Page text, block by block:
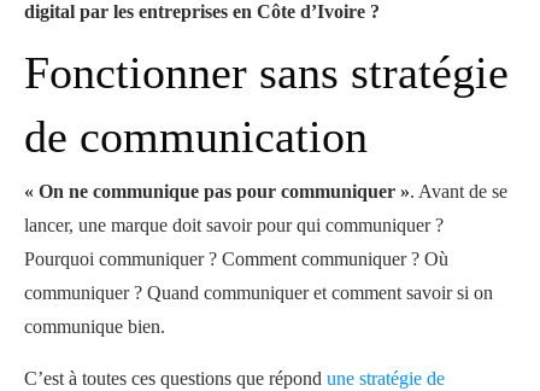
digital par les entreprises en Côte d’Ivoire ?
Fonctionner sans stratégie
de communication
« On ne communique pas pour communiquer ». Avant de se
lancer, une marque doit savoir pour qui communiquer ?
Pourquoi communiquer ? Comment communiquer ? Où
communiquer ? Quand communiquer et comment savoir si on
communique bien.
C’est à toutes ces questions que répond une stratégie de